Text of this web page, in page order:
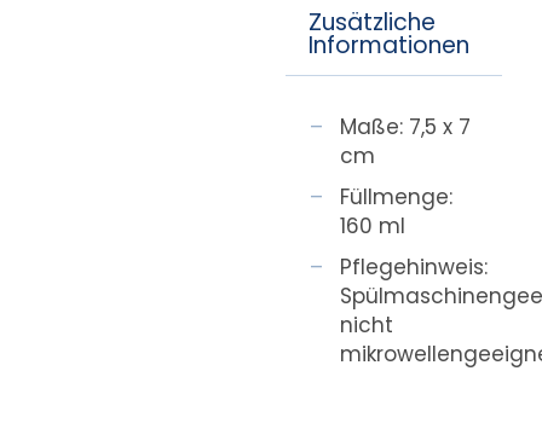
Zusätzliche
Informationen
Maße: 7,5 x 7
cm
Füllmenge:
160 ml
Pflegehinweis:
nicht